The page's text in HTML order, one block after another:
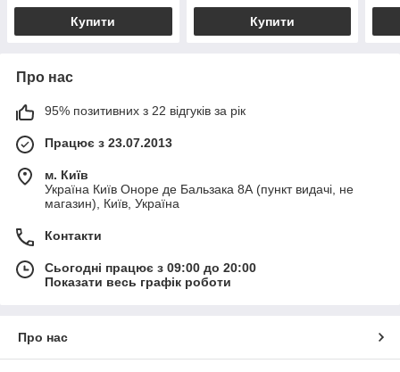
Купити Купити
Про нас
95% позитивних з 22 відгуків за рік
Працює з 23.07.2013
м. Київ
Україна Київ Оноре де Бальзака 8А (пункт видачі, не
магазин), Київ, Україна
Контакти
Сьогодні працює з 09:00 до 20:00
Показати весь графік роботи
Про нас